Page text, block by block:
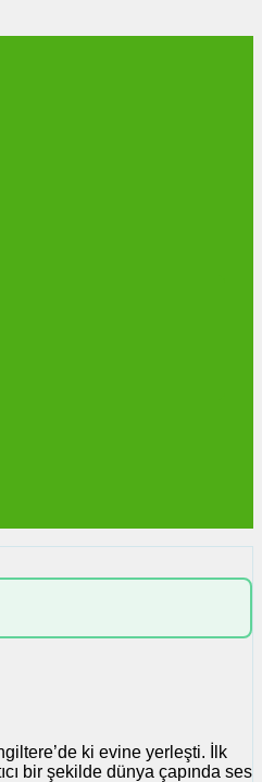
ki evine yerleşti. İlk
bir şekilde dünya çapında ses